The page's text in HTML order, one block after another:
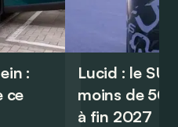
:
ce
Lucid : le
moins de
à fin 2027